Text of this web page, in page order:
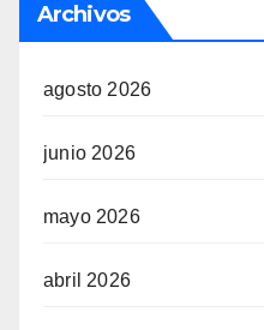
Archivos
agosto 2026
junio 2026
mayo 2026
abril 2026